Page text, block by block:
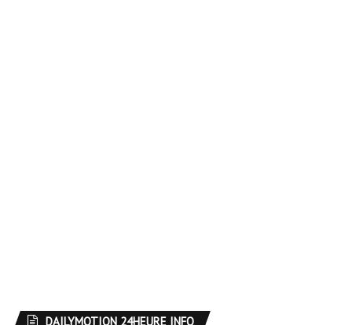
DAILYMOTION 24HEURE INFO